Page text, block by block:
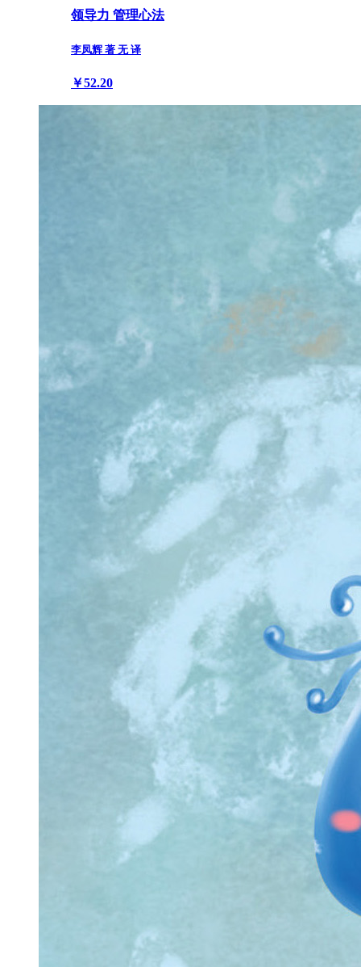
领导力 管理心法
李凤辉 著 无 译
￥52.20